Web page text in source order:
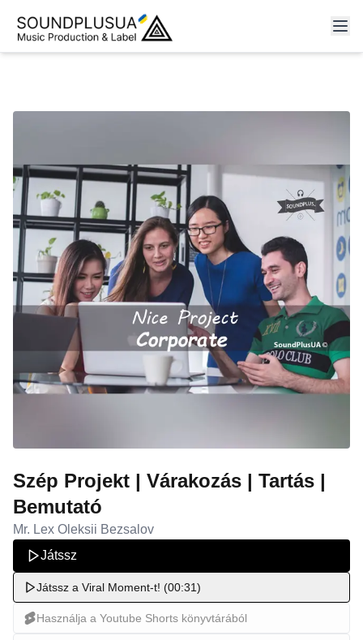
Szép Projekt | Várakozás | Tartás |
Bemutató
Mr. Lex Oleksii Bezsalov
Játssz
Játssz a Viral Moment-t! (00:31)
Használja a Youtube Shorts könyvtárából